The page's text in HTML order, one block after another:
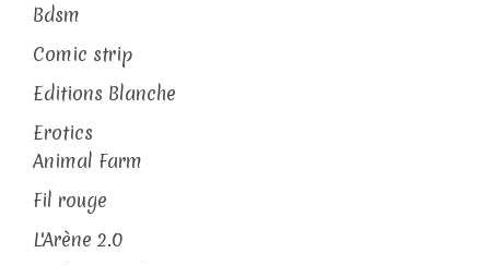
Bdsm
Comic strip
Editions Blanche
Erotics
Animal Farm
Fil rouge
L'Arène 2.0